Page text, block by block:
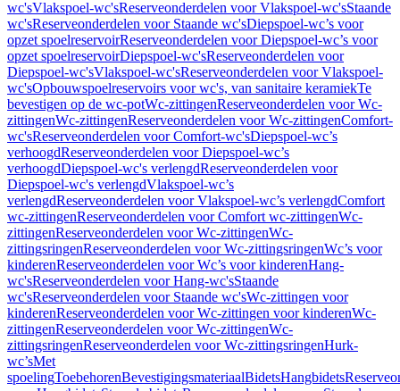
wc'sVlakspoel-wc'sReserveonderdelen voor Vlakspoel-wc'sStaande
wc'sReserveonderdelen voor Staande wc'sDiepspoel-wc’s voor
opzet spoelreservoirReserveonderdelen voor Diepspoel-wc’s voor
opzet spoelreservoirDiepspoel-wc'sReserveonderdelen voor
Diepspoel-wc'sVlakspoel-wc'sReserveonderdelen voor Vlakspoel-
wc'sOpbouwspoelreservoirs voor wc's, van sanitaire keramiekTe
bevestigen op de wc-potWc-zittingenReserveonderdelen voor Wc-
zittingenWc-zittingenReserveonderdelen voor Wc-zittingenComfort-
wc'sReserveonderdelen voor Comfort-wc'sDiepspoel-wc’s
verhoogdReserveonderdelen voor Diepspoel-wc’s
verhoogdDiepspoel-wc's verlengdReserveonderdelen voor
Diepspoel-wc's verlengdVlakspoel-wc’s
verlengdReserveonderdelen voor Vlakspoel-wc’s verlengdComfort
wc-zittingenReserveonderdelen voor Comfort wc-zittingenWc-
zittingenReserveonderdelen voor Wc-zittingenWc-
zittingsringenReserveonderdelen voor Wc-zittingsringenWc’s voor
kinderenReserveonderdelen voor Wc’s voor kinderenHang-
wc'sReserveonderdelen voor Hang-wc'sStaande
wc'sReserveonderdelen voor Staande wc'sWc-zittingen voor
kinderenReserveonderdelen voor Wc-zittingen voor kinderenWc-
zittingenReserveonderdelen voor Wc-zittingenWc-
zittingsringenReserveonderdelen voor Wc-zittingsringenHurk-
wc’sMet
spoelingToebehorenBevestigingsmateriaalBidetsHangbidets